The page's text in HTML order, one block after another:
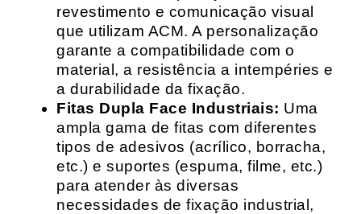
revestimento e comunicação visual
que utilizam ACM. A personalização
garante a compatibilidade com o
material, a resistência a intempéries e
a durabilidade da fixação.
Fitas Dupla Face Industriais: Uma
ampla gama de fitas com diferentes
tipos de adesivos (acrílico, borracha,
etc.) e suportes (espuma, filme, etc.)
para atender às diversas
necessidades de fixação industrial,